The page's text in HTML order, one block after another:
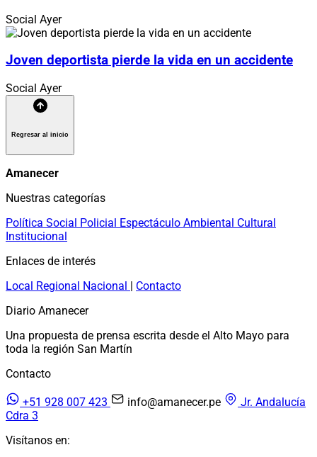
Social Ayer
Joven deportista pierde la vida en un accidente
Social Ayer
Regresar al inicio
Amanecer
Nuestras categorías
Política Social Policial Espectáculo Ambiental Cultural
Institucional
Enlaces de interés
Local Regional Nacional | Contacto
Diario Amanecer
Una propuesta de prensa escrita desde el Alto Mayo para
toda la región San Martín
Contacto
+51 928 007 423 info@amanecer.pe
Jr. Andalucía
Cdra 3
Visítanos en: